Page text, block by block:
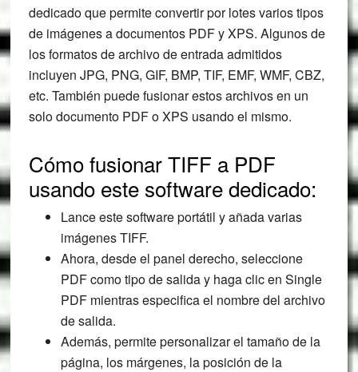
dedicado que permite convertir por lotes varios tipos
de imágenes a documentos PDF y XPS. Algunos de
los formatos de archivo de entrada admitidos
incluyen JPG, PNG, GIF, BMP, TIF, EMF, WMF, CBZ,
etc. También puede fusionar estos archivos en un
solo documento PDF o XPS usando el mismo.
Cómo fusionar TIFF a PDF
usando este software dedicado:
Lance este software portátil y añada varias
imágenes TIFF.
Ahora, desde el panel derecho, seleccione
PDF como tipo de salida y haga clic en Single
PDF mientras especifica el nombre del archivo
de salida.
Además, permite personalizar el tamaño de la
página, los márgenes, la posición de la